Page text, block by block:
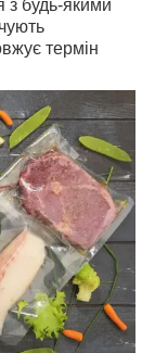
з будь-якими
термін